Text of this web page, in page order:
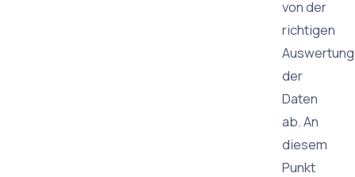
von der
richtigen
Auswertung
der
Daten
ab. An
diesem
Punkt